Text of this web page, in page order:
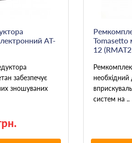
AT-
забезпечує
зношуваних
Tomasetto
12
необхідний
систем на ..